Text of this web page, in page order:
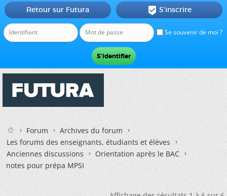
Se souvenir de moi ?
Retour sur Futura  S'inscrire
Forum
Archives du forum
Les forums des enseignants, étudiants et élèves
Anciennes discussions
Orientation après le BAC
notes pour prépa MPSI